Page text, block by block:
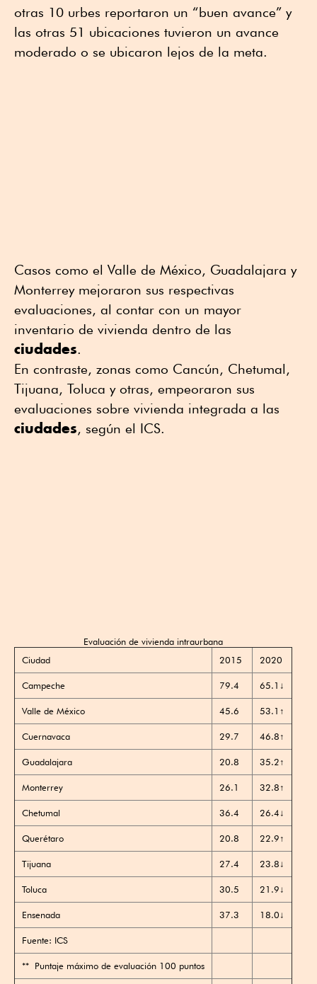
otras 10 urbes reportaron un “buen avance” y
las otras 51 ubicaciones tuvieron un avance
moderado o se ubicaron lejos de la meta.
Casos como el Valle de México, Guadalajara y
Monterrey mejoraron sus respectivas
evaluaciones, al contar con un mayor
inventario de vivienda dentro de las
ciudades.
En contraste, zonas como Cancún, Chetumal,
Tijuana, Toluca y otras, empeoraron sus
evaluaciones sobre vivienda integrada a las
ciudades, según el ICS.
Evaluación de vivienda intraurbana
Ciudad
2015 2020
Campeche 79.4 65.1↓
Valle de México 45.6 53.1↑
Cuernavaca 29.7 46.8↑
Guadalajara 20.8 35.2↑
Monterrey 26.1 32.8↑
Chetumal 36.4 26.4↓
Querétaro 20.8 22.9↑
Tijuana 27.4 23.8↓
Toluca 30.5 21.9↓
Ensenada 37.3 18.0↓
Fuente: ICS
** Puntaje máximo de evaluación 100 puntos